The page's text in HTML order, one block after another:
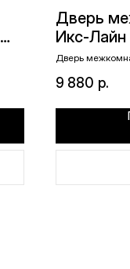
Дверь
Икс-Лайн
черный
Дверь
9 880 р.